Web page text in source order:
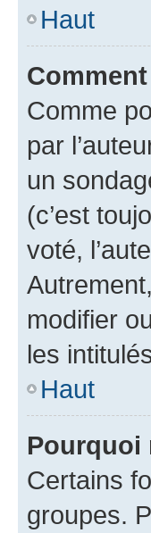
Haut
Comme
par
un
(c’est
voté,
modifier
les
Haut
Pourquoi
Certains
groupes.